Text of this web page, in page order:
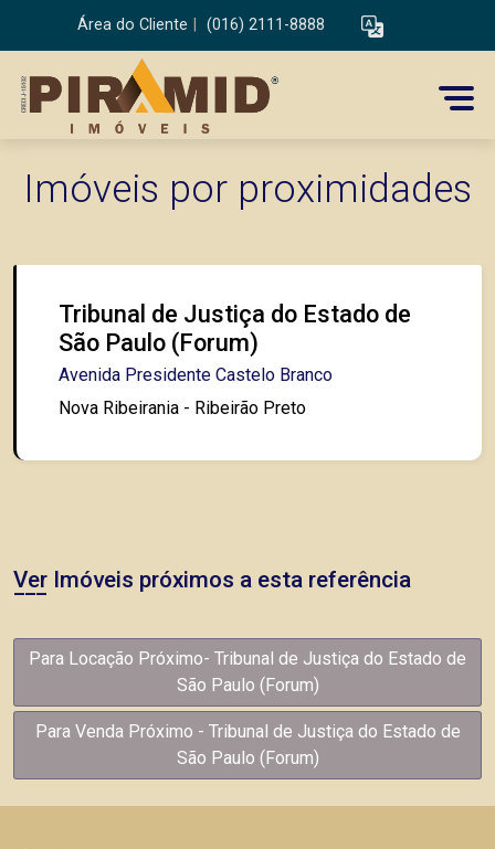
Área do Cliente (016) 2111-8888
Imóveis por proximidades
Tribunal de Justiça do Estado de
São Paulo (Forum)
Avenida Presidente Castelo Branco
Nova Ribeirania - Ribeirão Preto
Ver Imóveis próximos a esta referência
Para Locação Próximo- Tribunal de Justiça do Estado de
São Paulo (Forum)
Para Venda Próximo - Tribunal de Justiça do Estado de
São Paulo (Forum)